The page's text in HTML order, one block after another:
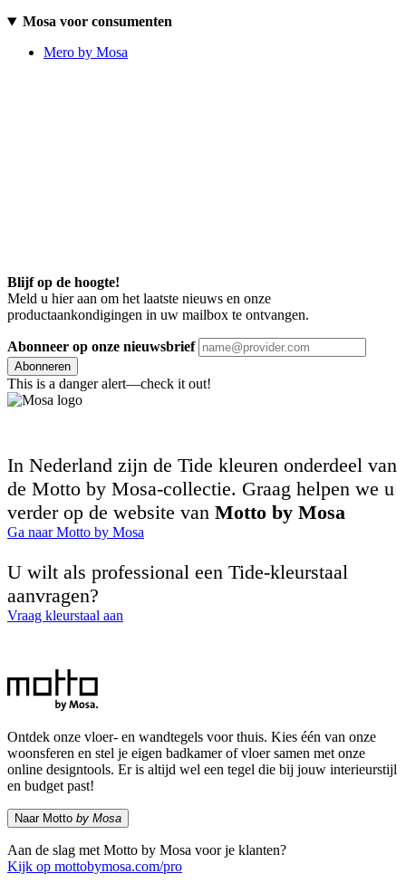
Mosa voor consumenten
Mero by Mosa
Blijf op de hoogte!
Meld u hier aan om het laatste nieuws en onze
productaankondigingen in uw mailbox te ontvangen.
Abonneer op onze nieuwsbrief
Abonneren
This is a danger alert—check it out!
In Nederland zijn de Tide kleuren onderdeel van
de Motto by Mosa-collectie. Graag helpen we u
verder op de website van Motto by Mosa
Ga naar Motto by Mosa
U wilt als professional een Tide-kleurstaal
aanvragen?
Vraag kleurstaal aan
Ontdek onze vloer- en wandtegels voor thuis. Kies één van onze
woonsferen en stel je eigen badkamer of vloer samen met onze
online designtools. Er is altijd wel een tegel die bij jouw interieurstijl
en budget past!
Naar Motto by Mosa
Aan de slag met Motto by Mosa voor je klanten?
Kijk op mottobymosa.com/pro